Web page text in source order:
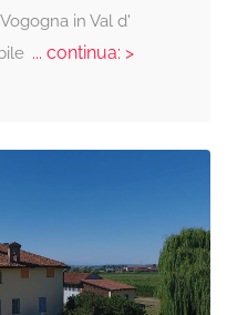
in Val d'
... continua: >